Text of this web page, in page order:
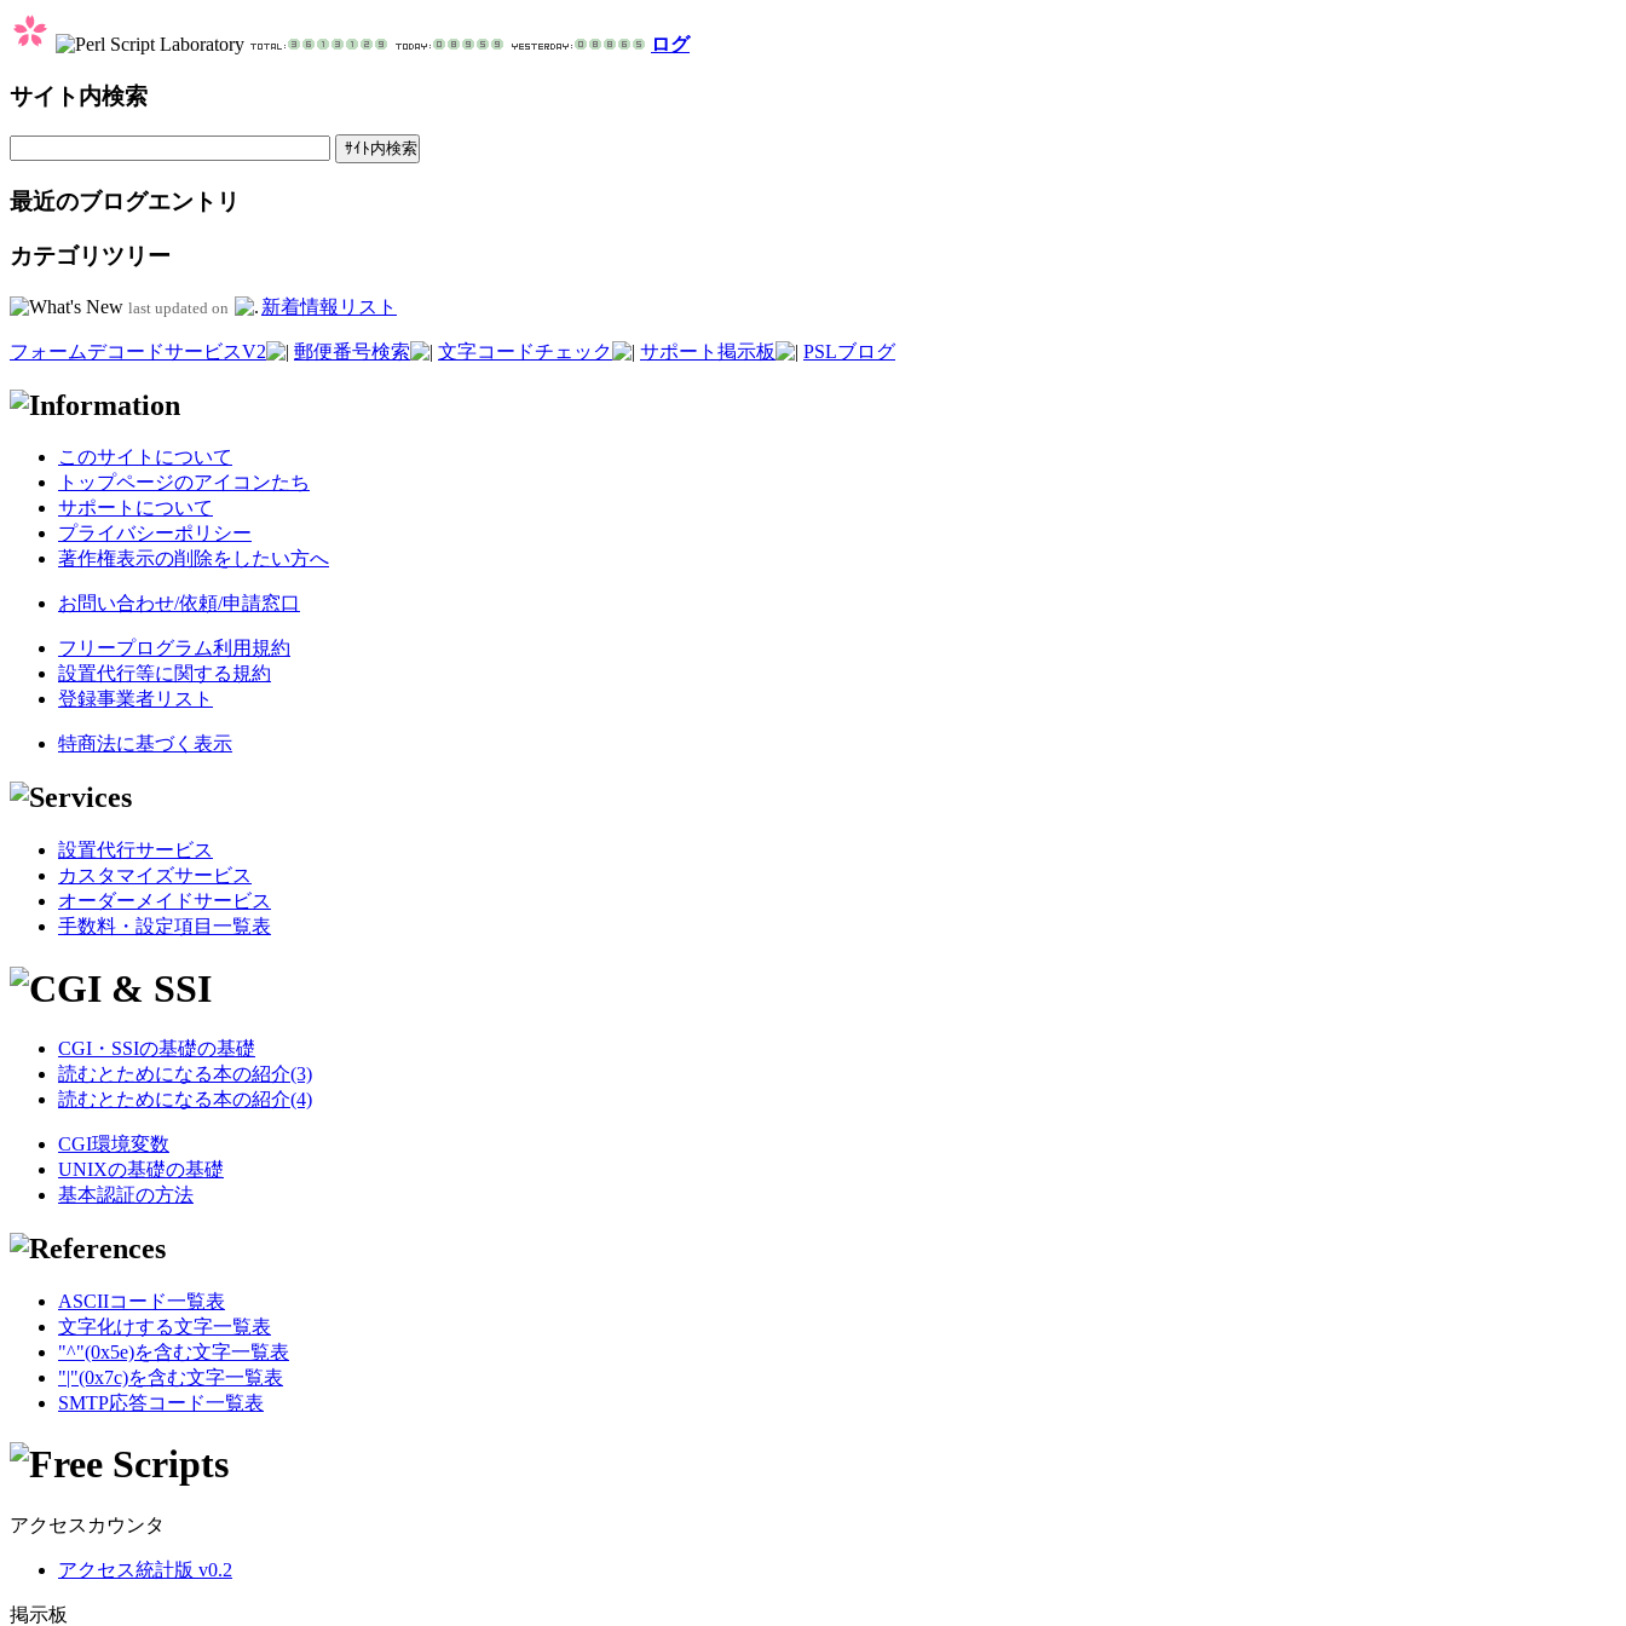
ログ
サイト内検索
最近のブログエントリ
カテゴリツリー
last updated on 新着情報リスト
フォームデコードサービスV2 郵便番号検索 文字コードチェック サポート掲示板 PSLブログ
このサイトについて
トップページのアイコンたち
サポートについて
プライバシーポリシー
著作権表示の削除をしたい方へ
お問い合わせ/依頼/申請窓口
フリープログラム利用規約
設置代行等に関する規約
登録事業者リスト
特商法に基づく表示
設置代行サービス
カスタマイズサービス
オーダーメイドサービス
手数料・設定項目一覧表
CGI・SSIの基礎の基礎
読むとためになる本の紹介(3)
読むとためになる本の紹介(4)
CGI環境変数
UNIXの基礎の基礎
基本認証の方法
ASCIIコード一覧表
文字化けする文字一覧表
"^"(0x5e)を含む文字一覧表
"|"(0x7c)を含む文字一覧表
SMTP応答コード一覧表
アクセスカウンタ
アクセス統計版 v0.2
掲示板